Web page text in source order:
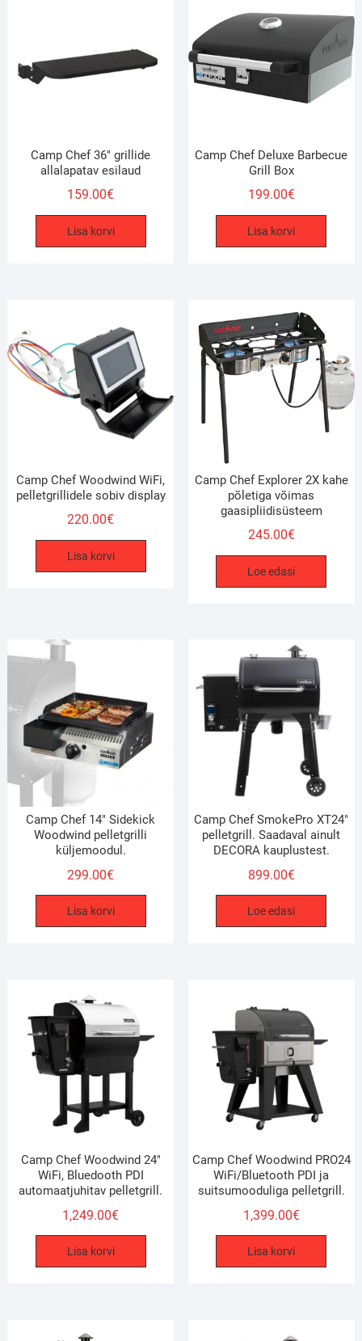
Camp Chef 36″ grillide
allalapatav esilaud
159.00€
Lisa korvi
Camp Chef Deluxe Barbecue
Grill Box
199.00€
Lisa korvi
Camp Chef Woodwind WiFi,
pelletgrillidele sobiv display
220.00€
Lisa korvi
Camp Chef Explorer 2X kahe
põletiga võimas
gaasipliidisüsteem
245.00€
Loe edasi
Camp Chef 14″ Sidekick
Woodwind pelletgrilli
küljemoodul.
299.00€
Lisa korvi
Camp Chef SmokePro XT24″
pelletgrill. Saadaval ainult
DECORA kauplustest.
899.00€
Loe edasi
Camp Chef Woodwind 24″
WiFi, Bluedooth PDI
automaatjuhitav pelletgrill.
1,249.00€
Lisa korvi
Camp Chef Woodwind PRO24
WiFi/Bluetooth PDI ja
suitsumooduliga pelletgrill.
1,399.00€
Lisa korvi